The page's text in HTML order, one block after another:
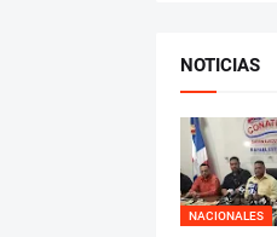
NOTICIAS
NACIONALES